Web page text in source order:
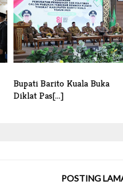
Bupati Barito Kuala Buka
Diklat Pas[...]
POSTING